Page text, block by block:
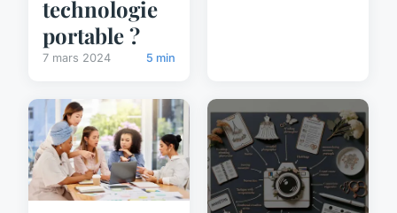
technologie
portable ?
7 mars 2024 5 min